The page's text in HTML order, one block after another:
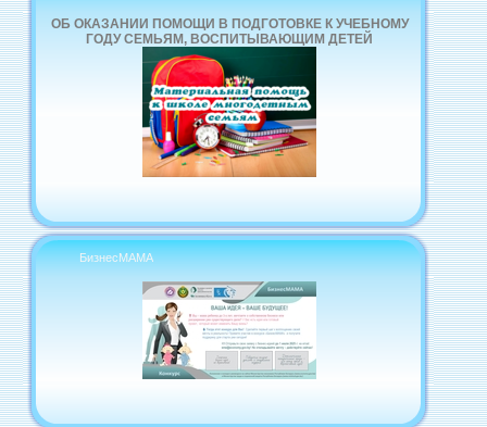
ОБ ОКАЗАНИИ ПОМОЩИ В ПОДГОТОВКЕ К УЧЕБНОМУ
ГОДУ СЕМЬЯМ, ВОСПИТЫВАЮЩИМ ДЕТЕЙ
БизнесМАМА